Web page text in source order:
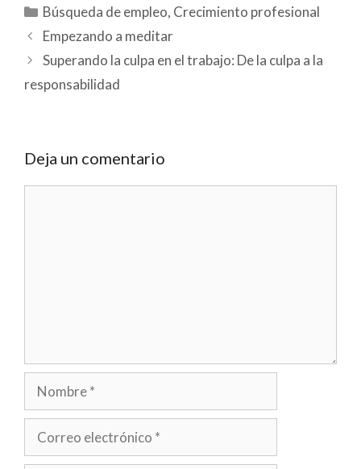
Categorías
Búsqueda de empleo, Crecimiento profesional
Empezando a meditar
Superando la culpa en el trabajo: De la culpa a la
responsabilidad
Deja un comentario
Nombre
Correo
electrónico